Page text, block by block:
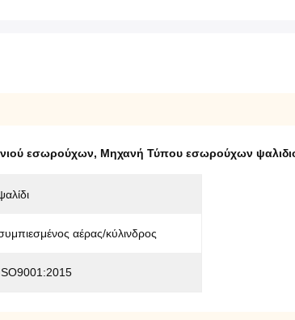
εσωρούχων, Μηχανή Τύπου εσωρούχων
αέρας/κύλινδρος